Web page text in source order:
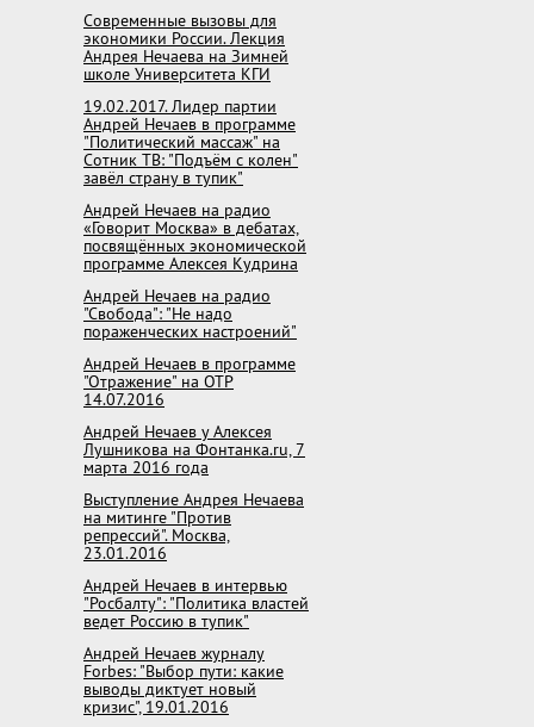
Современные вызовы для
экономики России. Лекция
Андрея Нечаева на Зимней
школе Университета КГИ
19.02.2017. Лидер партии
Андрей Нечаев в программе
"Политический массаж" на
Сотник ТВ: "Подъём с колен"
завёл страну в тупик"
Андрей Нечаев на радио
«Говорит Москва» в дебатах,
посвящённых экономической
программе Алексея Кудрина
Андрей Нечаев на радио
"Свобода": "Не надо
пораженческих настроений"
Андрей Нечаев в программе
"Отражение" на ОТР
14.07.2016
Андрей Нечаев у Алексея
Лушникова на Фонтанка.ru, 7
марта 2016 года
Выступление Андрея Нечаева
на митинге "Против
репрессий". Москва,
23.01.2016
Андрей Нечаев в интервью
"Росбалту": "Политика властей
ведет Россию в тупик"
Андрей Нечаев журналу
Forbes: "Выбор пути: какие
выводы диктует новый
кризис", 19.01.2016